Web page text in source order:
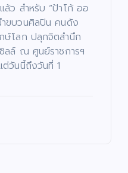
ล้ว สำหรับ “ป้าโก้ ออ
ำขบวนศิลปิน คนดัง
ษ์โลก ปลุกจิตสำนึก
ล์ ณ ศูนย์ราชการฯ
วันนี้ถึงวันที่ 1